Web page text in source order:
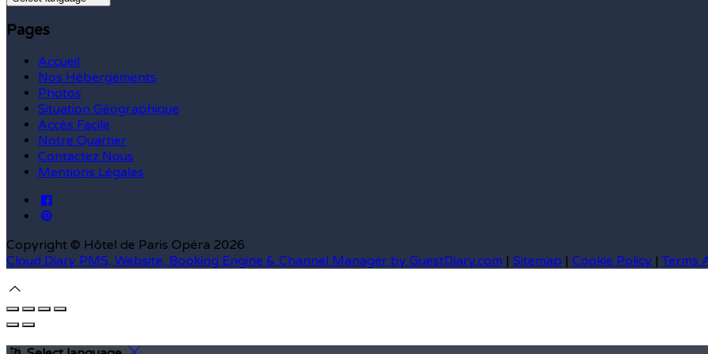
Pages
Accueil
Nos Hébergements
Photos
Situation Géographique
Accès Facile
Notre Quartier
Contactez Nous
Mentions Légales
Copyright © Hôtel de Paris Opéra 2026
Cloud Diary PMS, Website, Booking Engine & Channel Manager by GuestDiary.com | Sitemap | Cookie Policy | Terms